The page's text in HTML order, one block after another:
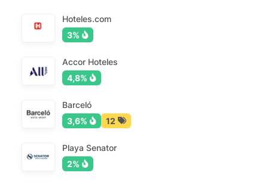
Hoteles.com
3%
Accor Hoteles
4,8%
Barceló
3,6%
12
Playa Senator
2%